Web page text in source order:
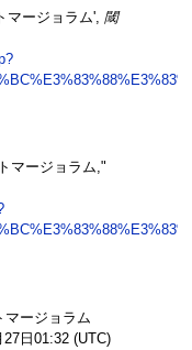
マージョラム', 閾
マージョラム,"
マージョラム
日01:32 (UTC)